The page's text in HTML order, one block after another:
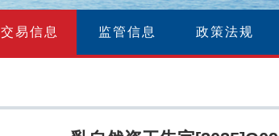
交易信息 监管信息 政策法规